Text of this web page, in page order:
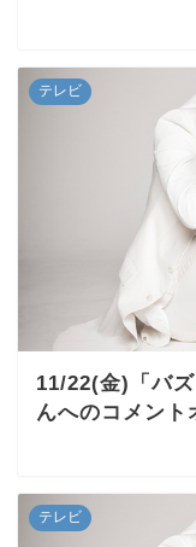
テレビ
11/22(金)「バ
んへのコメント
テレビ